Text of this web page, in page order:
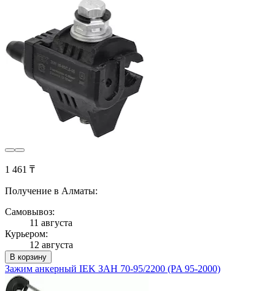
1 461 ₸
Получение в Алматы:
Самовывоз:
11 августа
Курьером:
12 августа
В корзину
Зажим анкерный IEK ЗАН 70-95/2200 (PA 95-2000)